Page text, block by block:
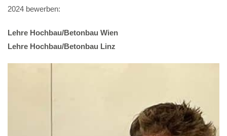
2024 bewerben:
Lehre Hochbau/Betonbau Wien
Lehre Hochbau/Betonbau Linz